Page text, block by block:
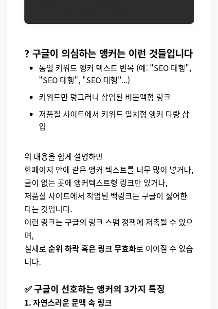
? 구글이 의심하는 앵커는 이런 것들입니다
동일 키워드 앵커 텍스트 반복 (예: "SEO 대행",
"SEO 대행", "SEO 대행"...)
키워드만 덩그러니 삽입된 비문맥형 링크
저품질 사이트에서 키워드 일치형 앵커 다량 삽
입
위 내용을 쉽게 설명하면
한페이지 안에 같은 앵커 텍스트를 너무 많이 넣거나,
글이 없는 곳에 앵커텍스트형 링크만 있거나,
저품질 사이트에서 작업된 백링크는 구글이 싫어한
다는 것입니다.
이런 링크는 구글의 링크 스팸 정책에 저촉될 수 있으
며,
실제로 순위 하락 혹은 링크 무효화로 이어질 수 있습
니다.
✅ 구글이 선호하는 앵커의 3가지 특징
1. 자연스러운 문맥 속 링크